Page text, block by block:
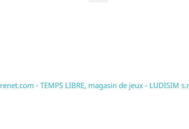
- TEMPS LIBRE, magasin de jeux - LUDISIM